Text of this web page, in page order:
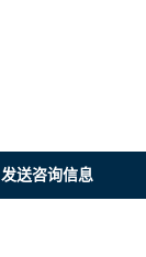
发送咨询信息